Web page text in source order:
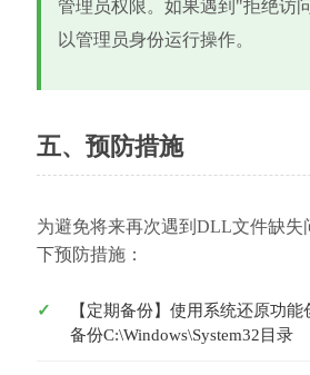
管理员权限。如果遇到"拒绝访
以管理员身份运行操作。
五、预防措施
为避免将来再次遇到DLL文件缺失
下预防措施：
【定期备份】使用系统还原功
备份C:\Windows\System32目录